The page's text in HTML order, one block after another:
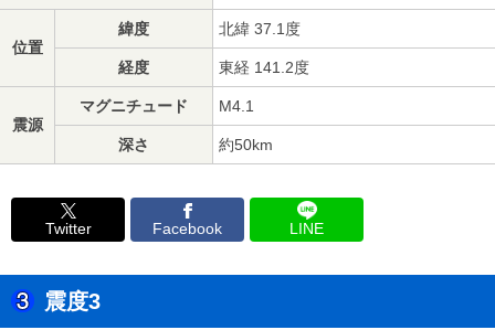
位置
緯度 北緯 37.1度
経度 東経 141.2度
震源
マグニチュード M4.1
深さ 約50km
Twitter Facebook LINE
震度3